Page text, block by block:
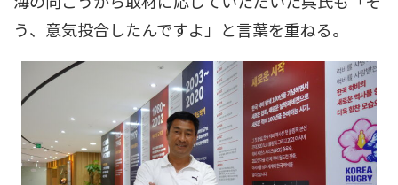
う、意気投合したんですよ」と言葉を重ねる。